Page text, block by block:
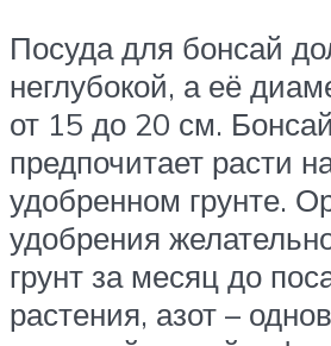
Посуда для бонсай
неглубокой, а её
от 15 до 20 см.
предпочитает расти
удобренном грунте.
удобрения
грунт за месяц до
растения, азот –